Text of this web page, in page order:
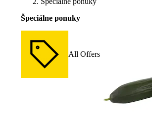
Špeciálne ponuky
All Offers